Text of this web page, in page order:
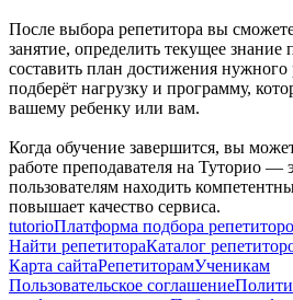
После выбора репетитора вы
занятие, определить текущее знание
составить план достижения нужного
подберёт нагрузку и программу,
вашему ребенку или вам.
Когда обучение завершится, вы
работе преподавателя на Туторио —
пользователям находить
повышает качество сервиса.
tutorioПлатформа подбора
Найти репетитораКаталог
Карта сайтаРепетиторамУченикам
Пользовательское соглашение